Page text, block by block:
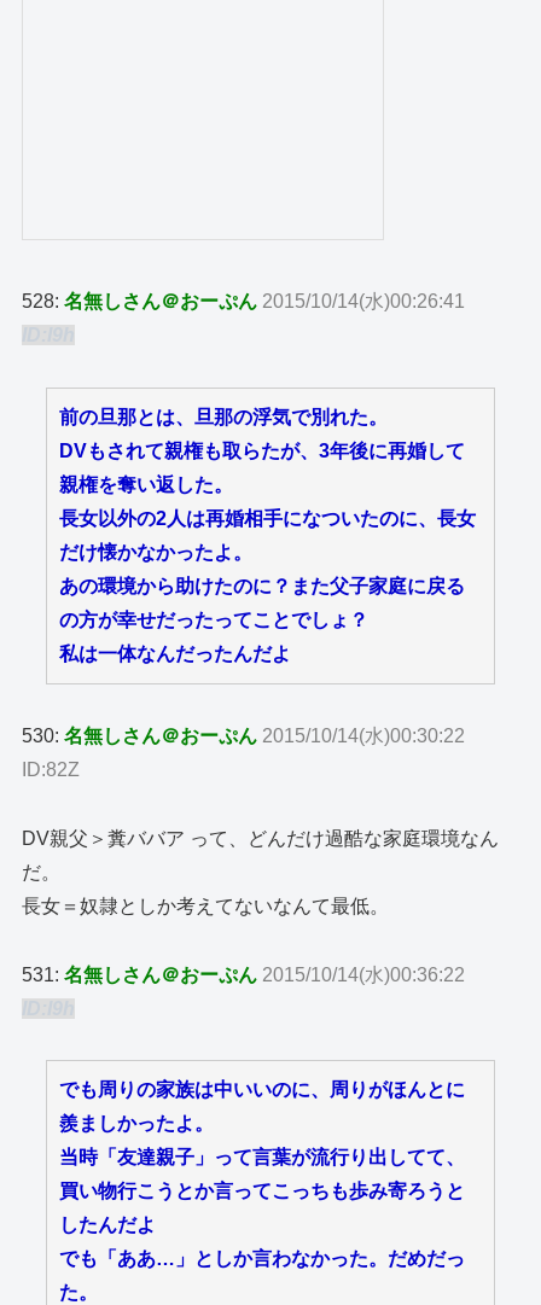
528:名無しさん＠おーぷん 2015/10/14(水)00:26:41
前の旦那とは、旦那の浮気で別れた。
DVもされて親権も取らたが、3年後に再婚して
親権を奪い返した。
長女以外の2人は再婚相手になついたのに、長女
だけ懐かなかったよ。
あの環境から助けたのに？また父子家庭に戻る
の方が幸せだったってことでしょ？
私は一体なんだったんだよ
530:名無しさん＠おーぷん 2015/10/14(水)00:30:22
ID:82Z
DV親父＞糞ババア って、どんだけ過酷な家庭環境なん
だ。
長女＝奴隷としか考えてないなんて最低。
531:名無しさん＠おーぷん 2015/10/14(水)00:36:22
でも周りの家族は中いいのに、周りがほんとに
羨ましかったよ。
当時「友達親子」って言葉が流行り出してて、
買い物行こうとか言ってこっちも歩み寄ろうと
したんだよ
でも「ああ…」としか言わなかった。だめだっ
た。